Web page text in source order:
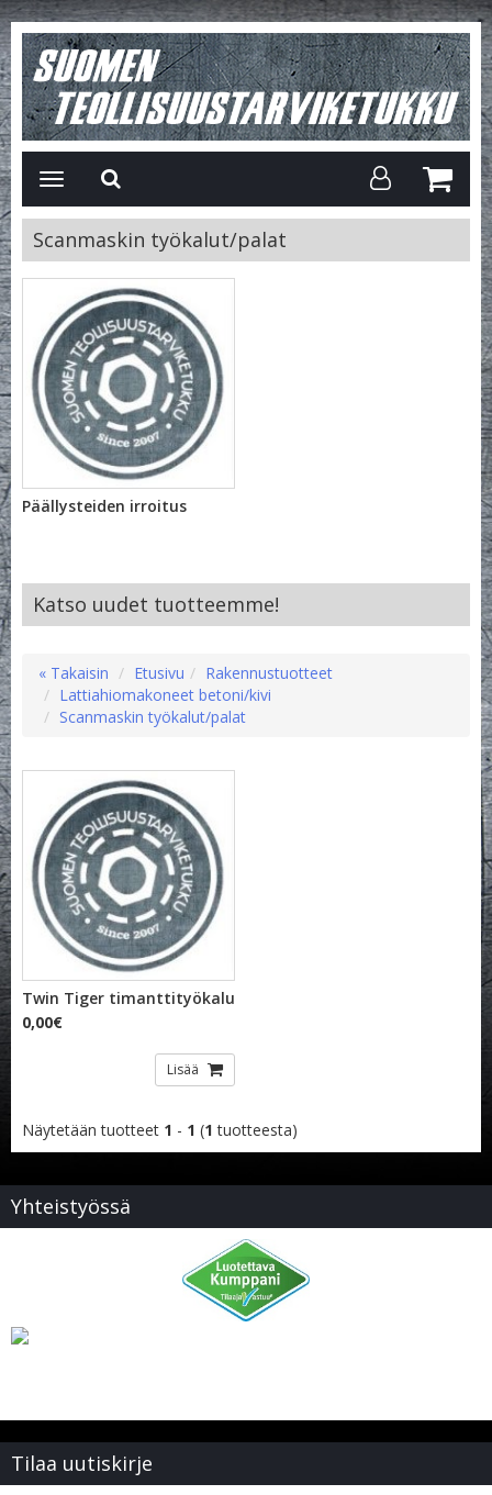
Avaa/Sulje
valikko
Scanmaskin työkalut/palat
Päällysteiden irroitus
Katso uudet tuotteemme!
« Takaisin Etusivu
Rakennustuotteet
Lattiahiomakoneet betoni/kivi
Scanmaskin työkalut/palat
Twin Tiger timanttityökalu
0,00€
Lisää
Näytetään tuotteet 1 - 1 (1 tuotteesta)
Yhteistyössä
Tilaa uutiskirje